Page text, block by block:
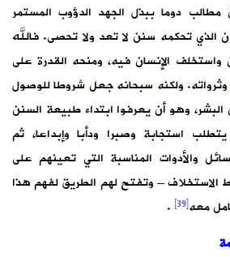
دوما ببذل الجهد الدؤوب المستمر
الذي تحكمه سنن لا تعد ولا تحصى. فالله
الإنسان فيه، ومنحه القدرة على
ولكنه سبحانه جعل شروطا للوصول
وهو أن يعرفوا ابتداء طبيعة السنن
استجابة وصبرا ودأبا وإبداعا، ثم
والأدوات المناسبة التي تعينهم على
– وتفتح لهم الطريق لفهم هذا
معه[39]
.